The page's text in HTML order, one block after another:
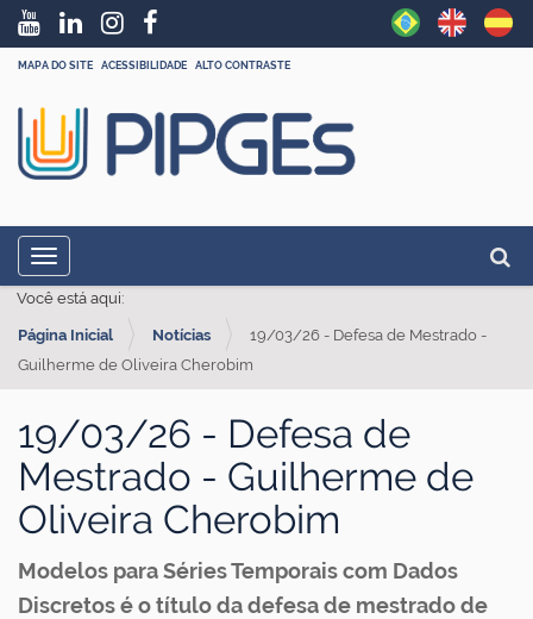
MAPA DO SITE ACESSIBILIDADE ALTO CONTRASTE
Busca
Toggle navigation
Você está aqui:
Página Inicial Notícias
19/03/26 - Defesa de Mestrado -
Guilherme de Oliveira Cherobim
19/03/26 - Defesa de
Mestrado - Guilherme de
Oliveira Cherobim
Modelos para Séries Temporais com Dados
Discretos é o título da defesa de mestrado de